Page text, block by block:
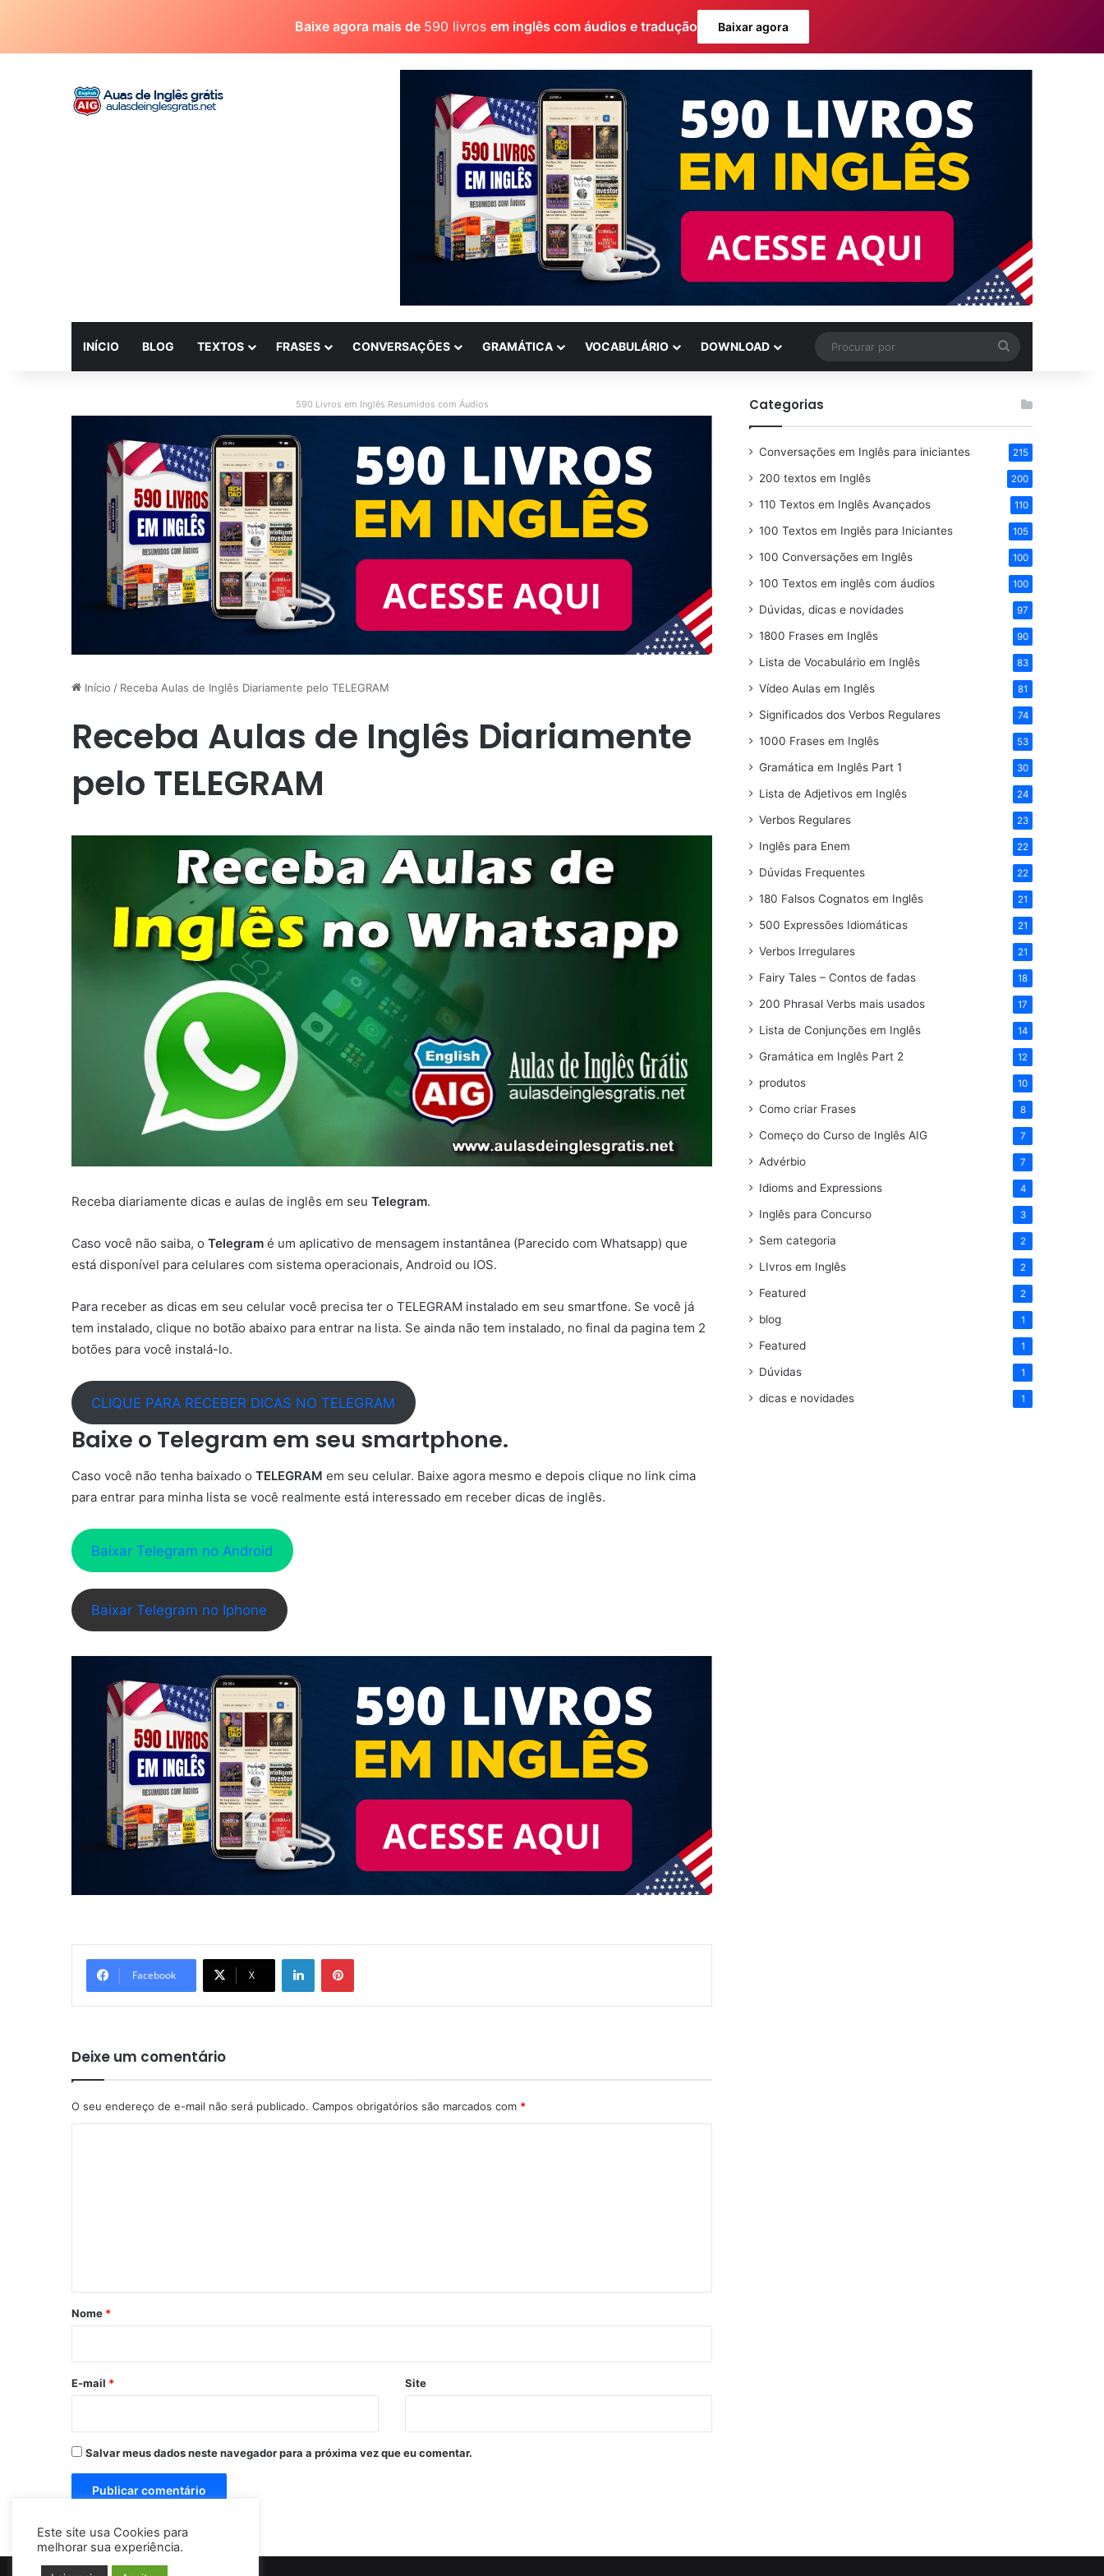
Baixe agora mais de 590 livros em inglês com áudios e tradução Baixar agora
INÍCIO BLOG TEXTOS FRASES CONVERSAÇÕES GRAMÁTICA VOCABULÁRIO DOWNLOAD
por
590 Livros em Inglês Resumidos com Áudios
Início / Receba Aulas de Inglês Diariamente pelo TELEGRAM
Receba Aulas de Inglês Diariamente
pelo TELEGRAM
Receba diariamente dicas e aulas de inglês em seu Telegram.
Caso você não saiba, o Telegram é um aplicativo de mensagem instantânea (Parecido com Whatsapp) que
está disponível para celulares com sistema operacionais, Android ou IOS.
Para receber as dicas em seu celular você precisa ter o TELEGRAM instalado em seu smartfone. Se você já
tem instalado, clique no botão abaixo para entrar na lista. Se ainda não tem instalado, no final da pagina tem 2
botões para você instalá-lo.
CLIQUE PARA RECEBER DICAS NO TELEGRAM
Baixe o Telegram em seu smartphone.
Caso você não tenha baixado o TELEGRAM em seu celular. Baixe agora mesmo e depois clique no link cima
para entrar para minha lista se você realmente está interessado em receber dicas de inglês.
Baixar Telegram no Android
Baixar Telegram no Iphone
Facebook X
LinkedinPinterest
Deixe um comentário
O seu endereço de e-mail não será publicado. Campos obrigatórios são marcados com *
r
*
Nome *
E-mail * Site
Salvar meus dados neste navegador para a próxima vez que eu comentar.
Categorias
Conversações em Inglês para iniciantes 215
200 textos em Inglês 200
110 Textos em Inglês Avançados 110
100 Textos em Inglês para Iniciantes 105
100 Conversações em Inglês 100
100 Textos em inglês com áudios 100
Dúvidas, dicas e novidades 97
1800 Frases em Inglês 90
Lista de Vocabulário em Inglês 83
Vídeo Aulas em Inglês 81
Significados dos Verbos Regulares 74
1000 Frases em Inglês 53
Gramática em Inglês Part 1 30
Lista de Adjetivos em Inglês 24
Verbos Regulares 23
Inglês para Enem 22
Dúvidas Frequentes 22
180 Falsos Cognatos em Inglês 21
500 Expressões Idiomáticas 21
Verbos Irregulares 21
Fairy Tales – Contos de fadas 18
200 Phrasal Verbs mais usados 17
Lista de Conjunções em Inglês 14
Gramática em Inglês Part 2 12
produtos 10
Como criar Frases 8
Começo do Curso de Inglês AIG 7
Advérbio 7
Idioms and Expressions 4
Inglês para Concurso 3
Sem categoria 2
LIvros em Inglês 2
Featured 2
blog 1
Featured 1
Dúvidas 1
dicas e novidades 1
Este site usa Cookies para
melhorar sua experiência.